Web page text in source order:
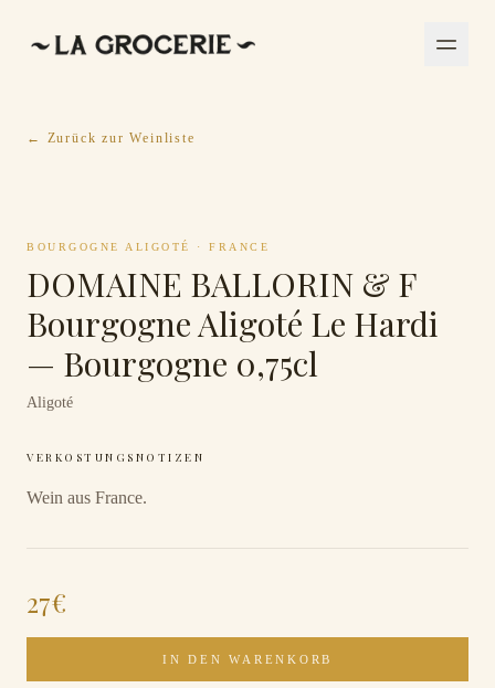
← Zurück zur Weinliste
BOURGOGNE ALIGOTÉ · FRANCE
DOMAINE BALLORIN & F
Bourgogne Aligoté Le Hardi
— Bourgogne 0,75cl
Aligoté
VERKOSTUNGSNOTIZEN
Wein aus France.
27€
IN DEN WARENKORB